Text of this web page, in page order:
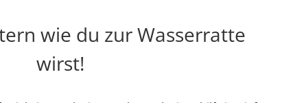
wie du zur Wasserratte
wirst!